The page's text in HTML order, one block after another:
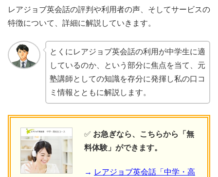
レアジョブ英会話の評判や利用者の声、そしてサービスの
特徴について、詳細に解説していきます。
とくにレアジョブ英会話の利用が中学生に適
しているのか、という部分に焦点を当て、元
塾講師としての知識を存分に発揮し私の口コ
ミ情報とともに解説します。
✅ お急ぎなら、こちらから「無
料体験」ができます。
→ レアジョブ英会話「中学・高